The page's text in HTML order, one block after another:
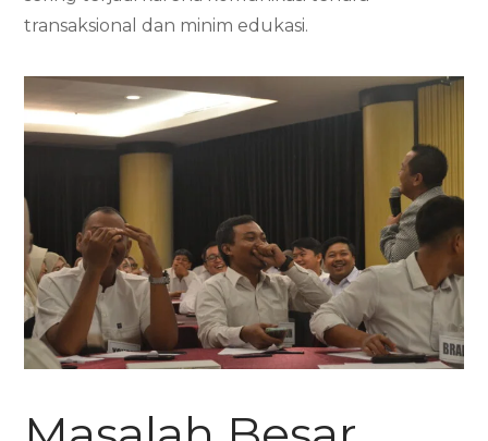
transaksional dan minim edukasi.